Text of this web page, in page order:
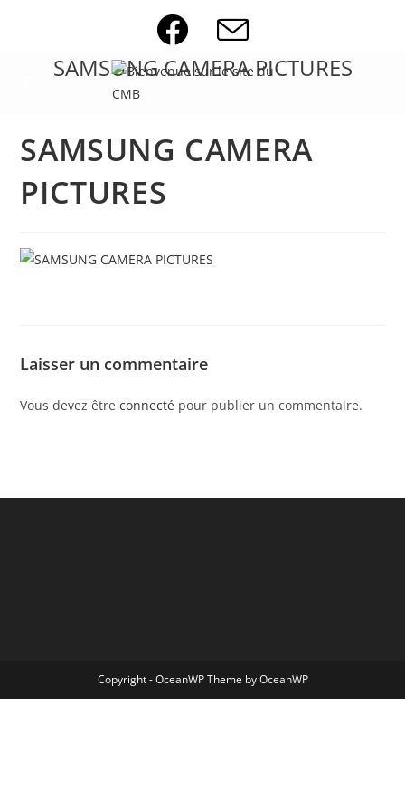
SAMSUNG CAMERA PICTURES
SAMSUNG CAMERA
PICTURES
Laisser un commentaire
Vous devez êtreconnecté pour publier un commentaire.
Copyright - OceanWP Theme by OceanWP